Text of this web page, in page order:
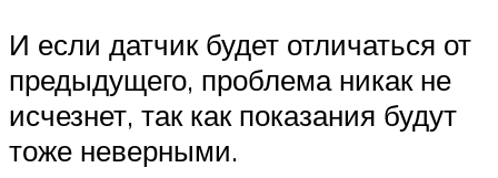
И если датчик будет отличаться от
предыдущего, проблема никак не
исчезнет, так как показания будут
тоже неверными.